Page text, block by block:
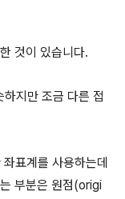
것이 있습니다.
지만 조금 다른 접
표계를 사용하는데
부분은 원점(origi